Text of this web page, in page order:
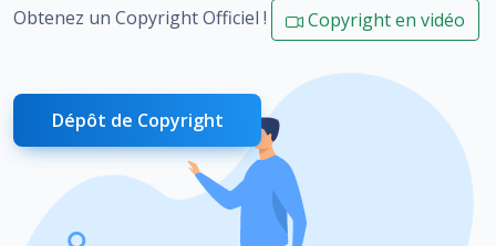
Obtenez un Copyright Officiel !
Copyright en vidéo
Dépôt de Copyright